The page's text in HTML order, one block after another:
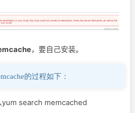
，要自己安装。
的过程如下：
yum search memcached